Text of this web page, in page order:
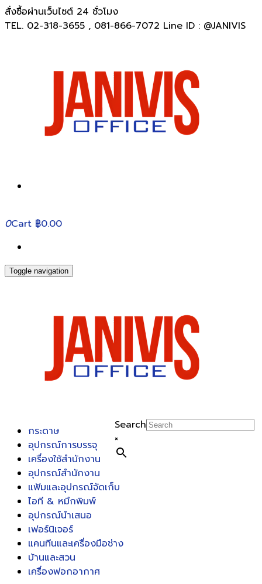
สั่งซื้อผ่านเว็บไซต์ 24 ชั่วโมง
TEL. 02-318-3655 , 081-866-7072 Line ID : @JANIVIS
0Cart ฿0.00
Toggle navigation
Search
×
กระดาษ
อุปกรณ์การบรรจุ
เครื่องใช้สำนักงาน
อุปกรณ์สำนักงาน
แฟ้มและอุปกรณ์จัดเก็บ
ไอที & หมึกพิมพ์
อุปกรณ์นำเสนอ
เฟอร์นิเจอร์
แคนทีนและเครื่องมือช่าง
บ้านและสวน
เครื่องฟอกอากาศ